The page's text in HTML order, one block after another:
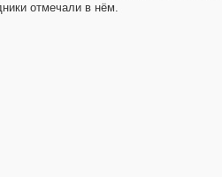
отмечали в нём.